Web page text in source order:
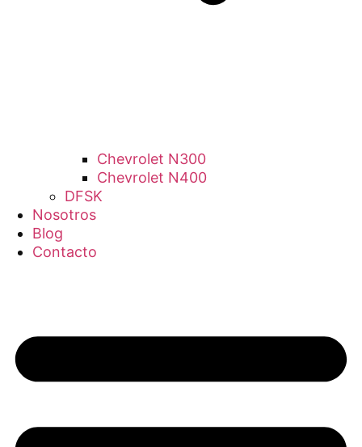
Chevrolet N300
Chevrolet N400
DFSK
Nosotros
Blog
Contacto